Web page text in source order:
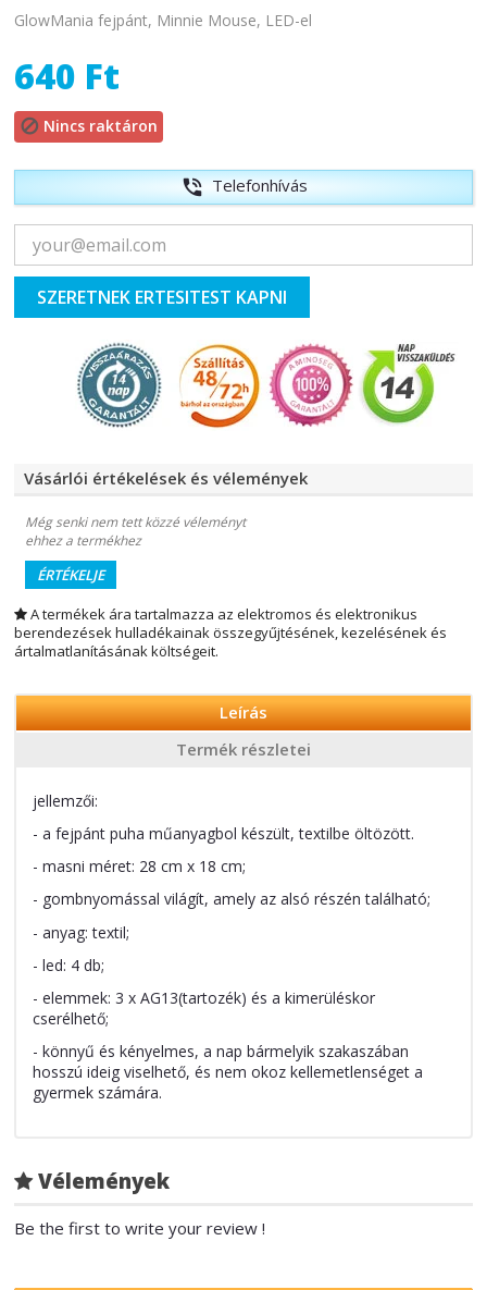
GlowMania fejpánt, Minnie Mouse, LED-el
640 Ft
 Nincs raktáron
phone_in_talk Telefonhívás
SZERETNEK ERTESITEST KAPNI
Vásárlói értékelések és vélemények
Még senki nem tett közzé véleményt
ehhez a termékhez
ÉRTÉKELJE
A termékek ára tartalmazza az elektromos és elektronikus
berendezések hulladékainak összegyűjtésének, kezelésének és
ártalmatlanításának költségeit.
Leírás
Termék részletei
jellemzői:
- a fejpánt puha műanyagbol készült, textilbe öltözött.
- masni méret: 28 cm x 18 cm;
- gombnyomással világít, amely az alsó részén található;
- anyag: textil;
- led: 4 db;
- elemmek: 3 x AG13(tartozék) és a kimerüléskor
cserélhető;
- könnyű és kényelmes, a nap bármelyik szakaszában
hosszú ideig viselhető, és nem okoz kellemetlenséget a
gyermek számára.
Vélemények
Be the first to write your review !